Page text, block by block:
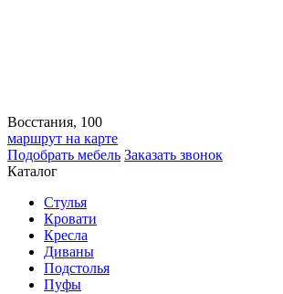
Восстания, 100
маршрут на карте
Подобрать мебель Заказать звонок
Каталог
Стулья
Кровати
Кресла
Диваны
Подстолья
Пуфы